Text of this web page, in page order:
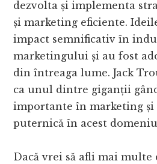
dezvolta și implementa
și marketing eficiente.
impact semnificativ în
marketingului și au fost
din întreaga lume. Jack
ca unul dintre giganții
importante în marketing și
puternică în acest
Dacă vrei să afli mai